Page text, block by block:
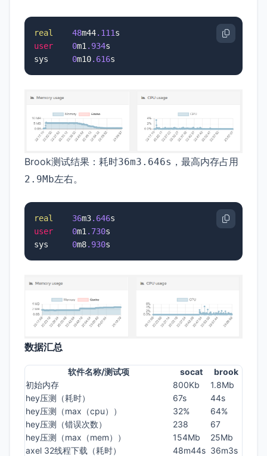
real 48m44.111
user
0m1.934s
sys 0m10.616s
Brook测试结果：耗时36m3.646s ，最高内存占用
2.9Mb左右。
real 36m3.646
user
0m1.730s
sys 0m8.930s
数据汇总
软件名称/测试项 socat
brook
初始内存
800Kb
1.8Mb
hey压测（耗时）
67s
44s
hey压测（max（cpu））
32%
64%
hey压测（错误次数）
238
67
hey压测（max（mem））
154Mb
25Mb
axel 32线程下载（耗时）
48m44s 36m3s